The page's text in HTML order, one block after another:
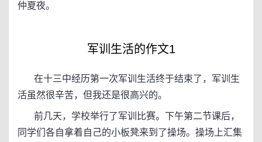
仲夏夜。
军训生活的作文1
在十三中经历第一次军训生活终于结束了，军训生
活虽然很辛苦，但我还是很高兴的。
前几天，学校举行了军训比赛。下午第二节课后，
同学们各自拿着自己的小板凳来到了操场。操场上汇集